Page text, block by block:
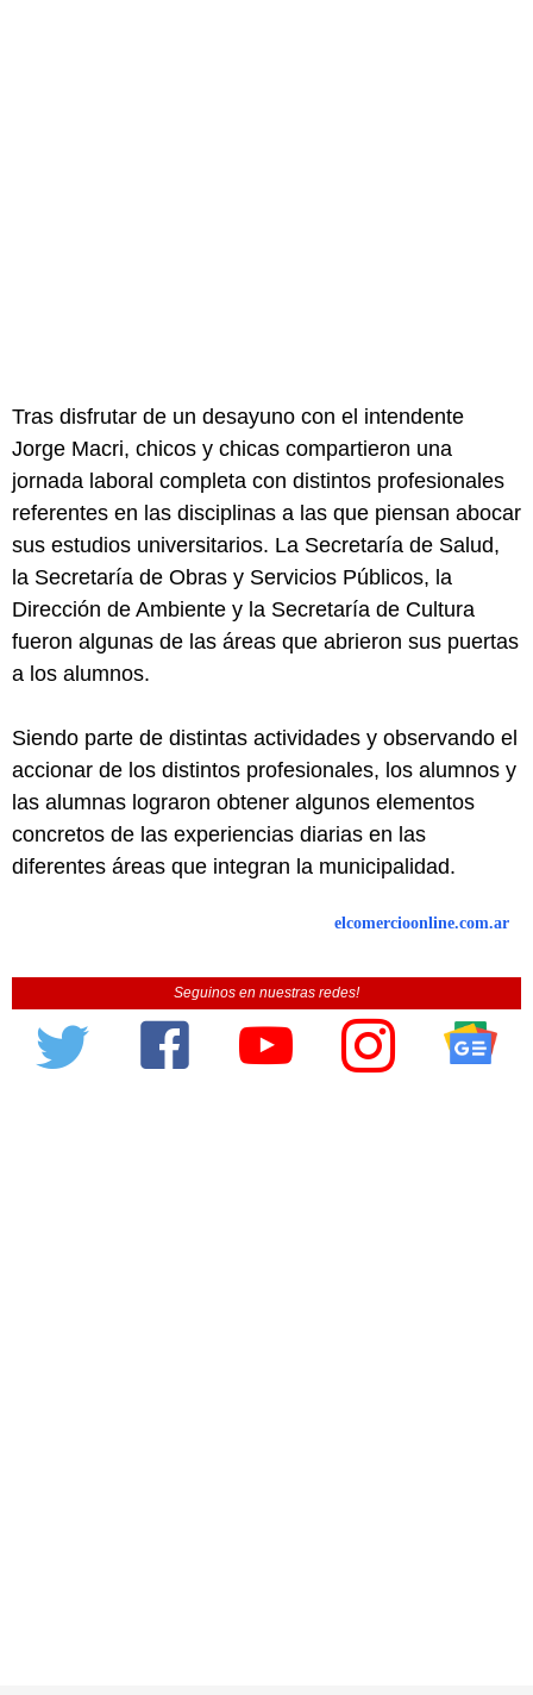
Tras disfrutar de un desayuno con el intendente
Jorge Macri, chicos y chicas compartieron una
jornada laboral completa con distintos profesionales
referentes en las disciplinas a las que piensan abocar
sus estudios universitarios. La Secretaría de Salud,
la Secretaría de Obras y Servicios Públicos, la
Dirección de Ambiente y la Secretaría de Cultura
fueron algunas de las áreas que abrieron sus puertas
a los alumnos.
Siendo parte de distintas actividades y observando el
accionar de los distintos profesionales, los alumnos y
las alumnas lograron obtener algunos elementos
concretos de las experiencias diarias en las
diferentes áreas que integran la municipalidad.
elcomercioonline.com.ar
Seguinos en nuestras redes!